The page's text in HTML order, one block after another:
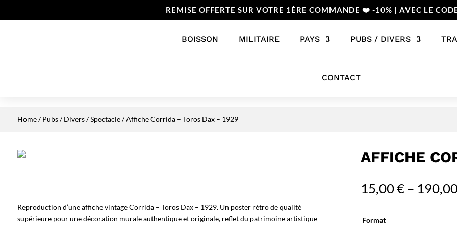
REMISE OFFERTE SUR VOTRE 1ÈRE COMMANDE ❤️ -10% | AVEC LE
BOISSON MILITAIRE PAYS PUBS / DIVERS
CONTACT
Home/Pubs / Divers/Spectacle/ Affiche Corrida – Toros Dax – 1929
Reproduction d’une affiche vintage Corrida – Toros Dax – 1929. Un poster rétro de qualité
supérieure pour une décoration murale authentique et originale, reflet du patrimoine artistique
AFFICHE
15,00€ –
Format